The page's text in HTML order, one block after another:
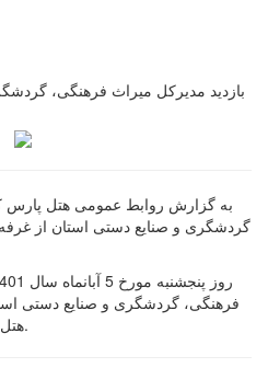
بازدید مدیرکل میراث فرهنگی،
به گزارش روابط عمومی هتل پارس
گردشگری و صنایع دستی استان از
فرهنگی، گردشگری و صنایع دستی
هتل پارس کرمان بازدید به عمل آورد.